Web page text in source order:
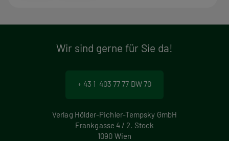
Wir sind gerne für Sie da!
+ 43 1 403 77 77 DW 70
Verlag Hölder-Pichler-Tempsky GmbH
Frankgasse 4 / 2. Stock
1090 Wien